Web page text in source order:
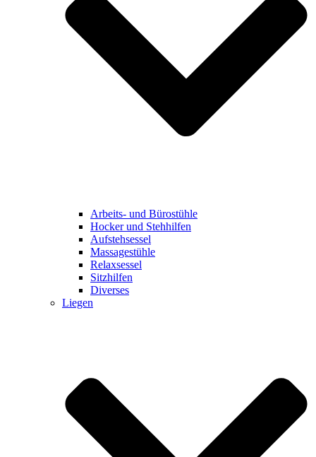
Arbeits- und Bürostühle
Hocker und Stehhilfen
Aufstehsessel
Massagestühle
Relaxsessel
Sitzhilfen
Diverses
Liegen